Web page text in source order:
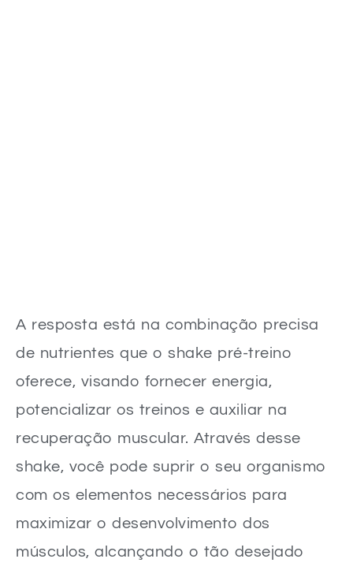
A resposta está na combinação precisa
de nutrientes que o shake pré-treino
oferece, visando fornecer energia,
potencializar os treinos e auxiliar na
recuperação muscular. Através desse
shake, você pode suprir o seu organismo
com os elementos necessários para
maximizar o desenvolvimento dos
músculos, alcançando o tão desejado